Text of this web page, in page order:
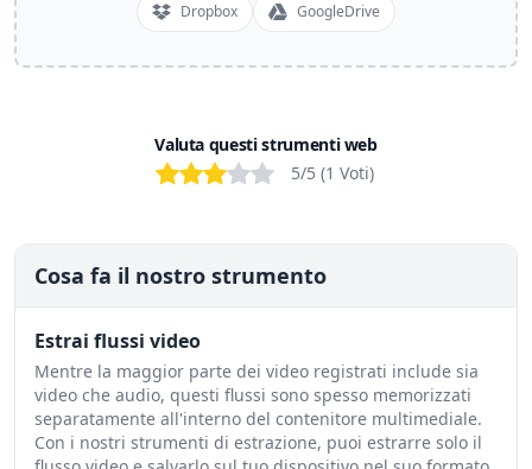
Dropbox GoogleDrive
Valuta questi strumenti web
BadPoorOKGoodExcellent
5/5 (1 Voti)
Cosa fa il nostro strumento
Estrai flussi video
Mentre la maggior parte dei video registrati include sia
video che audio, questi flussi sono spesso memorizzati
separatamente all'interno del contenitore multimediale.
Con i nostri strumenti di estrazione, puoi estrarre solo il